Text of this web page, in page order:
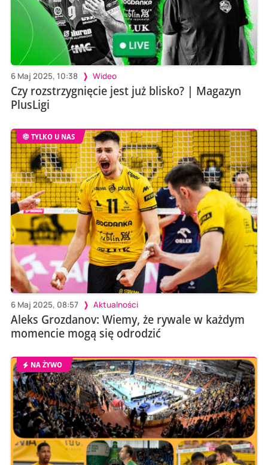
6 Maj 2025, 10:38 Wideo
Czy rozstrzygnięcie jest już blisko? | Magazyn
PlusLigi
TYLKO U NAS
6 Maj 2025, 08:57 Aktualności
Aleks Grozdanov: Wiemy, że rywale w każdym
momencie mogą się odrodzić
NA ŻYWO